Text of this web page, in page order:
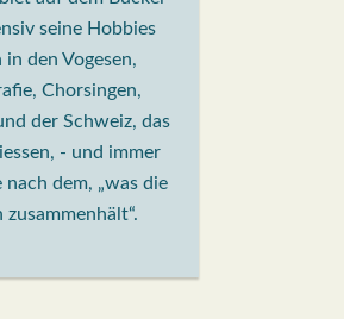
seine Hobbies
den Vogesen,
Chorsingen,
der Schweiz, das
- und immer
dem, „was die